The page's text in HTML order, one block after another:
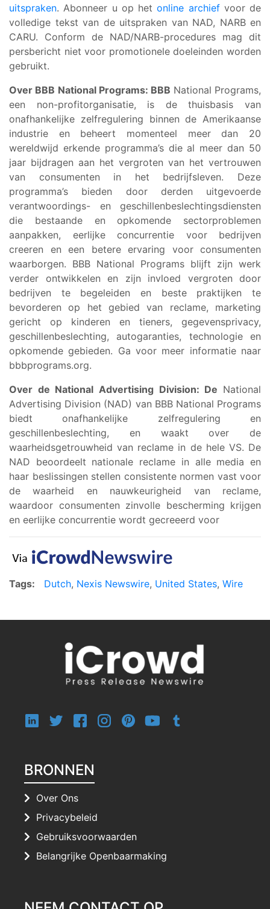
uitspraken. Abonneer u op hetonline archiefvoor de
volledige tekst van de uitspraken van NAD, NARB en
CARU. Conform de NAD/NARB-procedures mag dit
persbericht niet voor promotionele doeleinden worden
gebruikt.
Over BBB National Programs: BBB National Programs,
een non-profitorganisatie, is de thuisbasis van
onafhankelijke zelfregulering binnen de Amerikaanse
industrie en beheert momenteel meer dan 20
wereldwijd erkende programma’s die al meer dan 50
jaar bijdragen aan het vergroten van het vertrouwen
van consumenten in het bedrijfsleven. Deze
programma’s bieden door derden uitgevoerde
verantwoordings- en geschillenbeslechtingsdiensten
die bestaande en opkomende sectorproblemen
aanpakken, eerlijke concurrentie voor bedrijven
creeren en een betere ervaring voor consumenten
waarborgen. BBB National Programs blijft zijn werk
verder ontwikkelen en zijn invloed vergroten door
bedrijven te begeleiden en beste praktijken te
bevorderen op het gebied van reclame, marketing
gericht op kinderen en tieners, gegevensprivacy,
geschillenbeslechting, autogaranties, technologie en
opkomende gebieden. Ga voor meer informatie naar
bbbprograms.org.
Over de National Advertising Division: De National
Advertising Division (NAD) van BBB National Programs
biedt onafhankelijke zelfregulering en
geschillenbeslechting, en waakt over de
waarheidsgetrouwheid van reclame in de hele VS. De
NAD beoordeelt nationale reclame in alle media en
haar beslissingen stellen consistente normen vast voor
de waarheid en nauwkeurigheid van reclame,
waardoor consumenten zinvolle bescherming krijgen
en eerlijke concurrentie wordt gecreeerd voor
Tags: Dutch, Nexis Newswire, United States, Wire
BRONNEN
Over Ons
Privacybeleid
Gebruiksvoorwaarden
Belangrijke Openbaarmaking